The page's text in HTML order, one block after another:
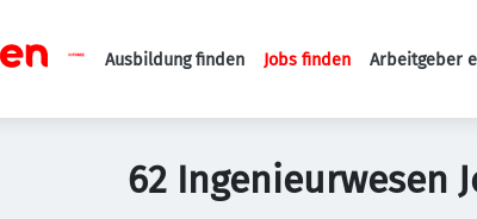
Haupt-
Ausbildung finden Jobs finden Arbeitgeber
62 Ingenieurwesen